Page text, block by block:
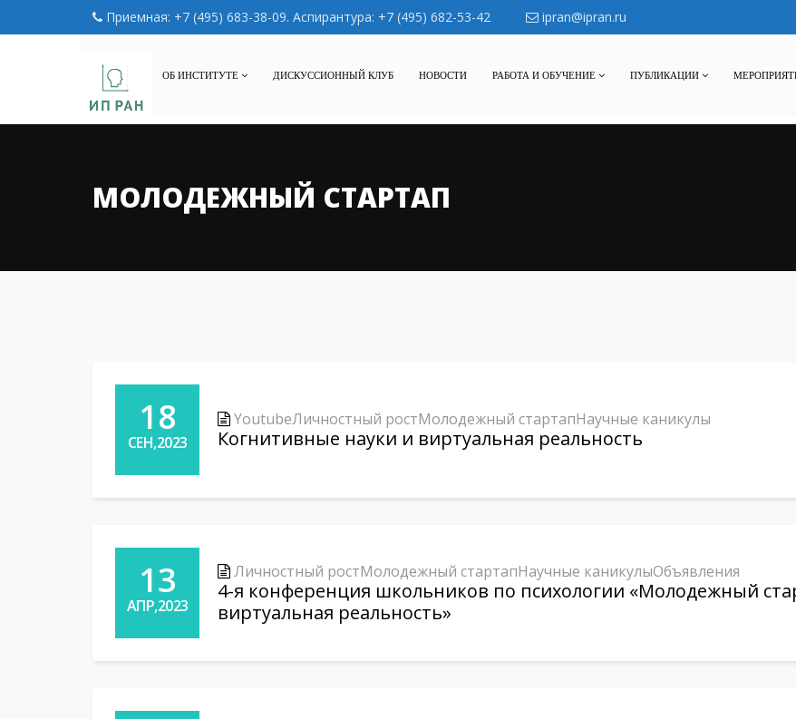
Приемная: +7 (495) 683-38-09. Аспирантура: +7 (495) 682-53-42 ipran@ipran.ru
ОБ ИНСТИТУТЕ ДИСКУССИОННЫЙ КЛУБ НОВОСТИ РАБОТА И ОБУЧЕНИЕ ПУБЛИКАЦИИ
МОЛОДЕЖНЫЙ СТАРТАП
18
СЕН,2023
YoutubeЛичностный ростМолодежный стартапНаучные каникулы
Когнитивные науки и виртуальная реальность
13
АПР,2023
Личностный ростМолодежный стартапНаучные каникулыОбъявления
4-я конференция школьников по психологии «Молодежный
виртуальная реальность»